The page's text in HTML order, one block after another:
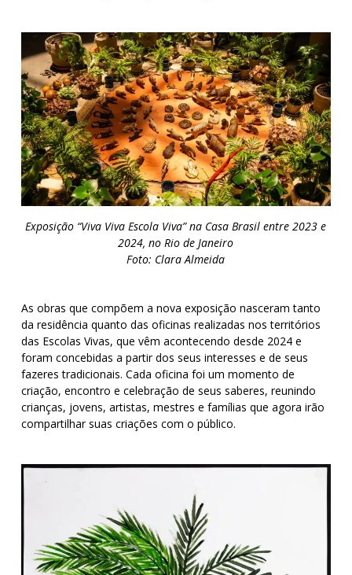
Exposição “Viva Viva Escola Viva” na Casa Brasil entre 2023 e
2024, no Rio de Janeiro
Foto: Clara Almeida
As obras que compõem a nova exposição nasceram tanto
da residência quanto das oficinas realizadas nos territórios
das Escolas Vivas, que vêm acontecendo desde 2024 e
foram concebidas a partir dos seus interesses e de seus
fazeres tradicionais. Cada oficina foi um momento de
criação, encontro e celebração de seus saberes, reunindo
crianças, jovens, artistas, mestres e famílias que agora irão
compartilhar suas criações com o público.